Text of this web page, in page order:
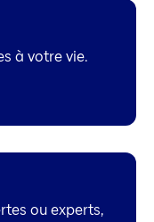
à votre vie.
ou experts,